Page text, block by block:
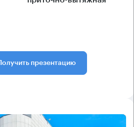
Получить презентацию